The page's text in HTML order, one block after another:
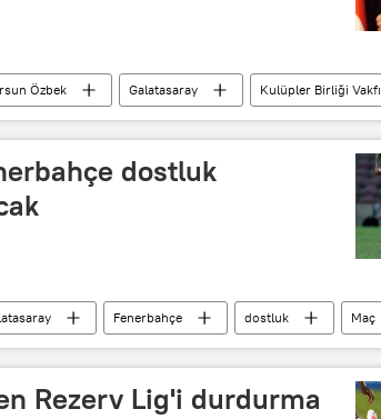
Özbek Galatasaray
Kulüpler Birliği Vakfı
dostluk
Fenerbahçe dostluk
Maç
Rezerv Lig'i durdurma